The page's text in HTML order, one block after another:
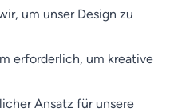
um unser Design zu
erforderlich, um kreative
Ansatz für unsere